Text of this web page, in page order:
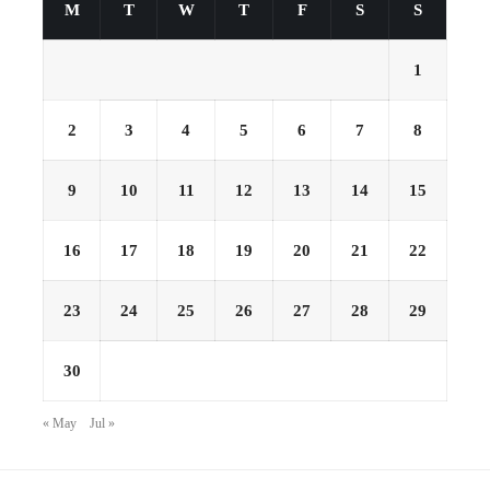
M T W T F S S
1
2 3 4 5 6 7 8
9 10 11 12 13 14 15
16 17 18 19 20 21 22
23 24 25 26 27 28 29
30
« May Jul »